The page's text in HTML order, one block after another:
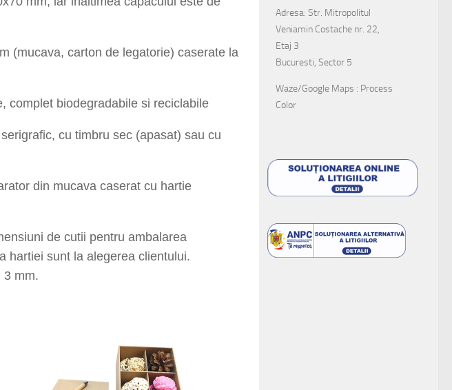
(mucava, carton de legatorie) caserate la
complet biodegradabile si reciclabile
cu timbru sec (apasat) sau cu
din mucava caserat cu hartie
de cutii pentru ambalarea
hartiei sunt la alegerea clientului.
3 mm.
Adresa: Str. Mitropolitul
Veniamin Costache nr. 22,
Etaj 3
Bucuresti, Sector 5
Waze/Google Maps : Process
Color